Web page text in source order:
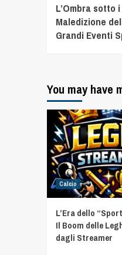
L’Ombra sotto
Maledizione
Grandi Eventi
You may have
Calcio
L’Era dello
Il Boom delle
dagli Streamer